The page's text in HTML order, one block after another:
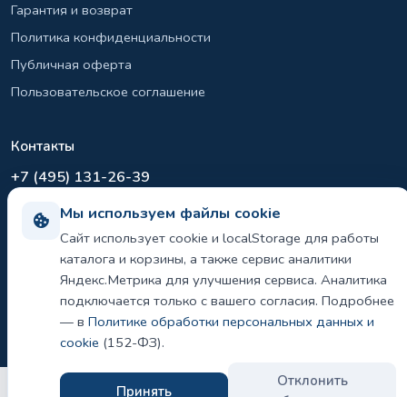
Мы используем файлы cookie
Сайт использует cookie и localStorage для работы
каталога и корзины, а также сервис аналитики
Яндекс.Метрика для улучшения сервиса. Аналитика
подключается только с вашего согласия. Подробнее
— в Политике обработки персональных данных и
cookie (152-ФЗ).
Принять
Отклонить
Гарантия и возврат
Политика конфиденциальности
Публичная оферта
Пользовательское соглашение
Контакты
+7 (495) 131-26-39
info@el-sirius.ru
МО, г. Раменское, ул. Карла Маркса
Склад: Шереметьево, Московская область
2026 ООО «ЭЛ-СИРИУС». Все права защищены.
Политика конфиденциальности и использования cookie